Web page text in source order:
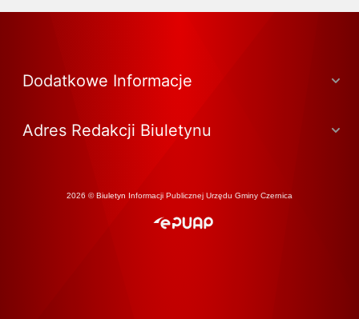
Dodatkowe Informacje
Adres Redakcji Biuletynu
2026 © Biuletyn Informacji Publicznej Urzędu Gminy Czernica